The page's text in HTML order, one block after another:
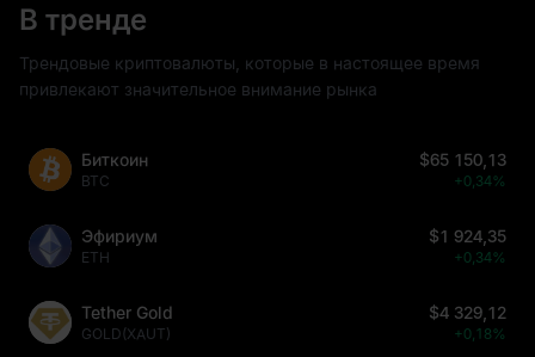
В тренде
Трендовые криптовалюты, которые в настоящее время
привлекают значительное внимание рынка
Биткоин
BTC
$65 150,13
+0,34%
Эфириум
ETH
$1 924,35
+0,34%
Tether Gold
GOLD(XAUT)
$4 329,12
+0,18%